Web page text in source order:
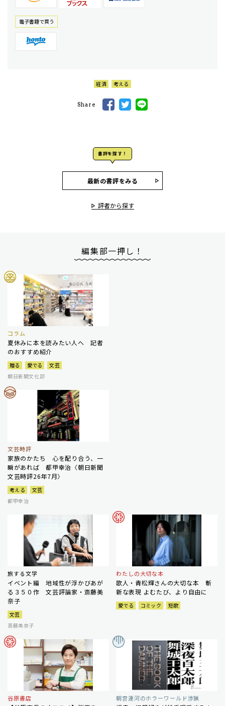
電⼦書籍で買う
経済 考える
Share
書評を探す！
最新の書評をみる
評者から探す
編集部一押し！
コラム
夏休みに本を読みたい人へ 記者
のおすすめ紹介
贈る 愛でる
文芸
朝日新聞文化部
文芸時評
家族のかたち 心を配り合う、一
瞬があれば 都甲幸治〈朝日新聞
文芸時評26年7月〉
考える
文芸
都甲幸治
旅する文学
イベント編 地域性が浮かびあが
る３５０作 文芸評論家・斎藤美
奈子
文芸
斎藤美奈子
わたしの大切な本
歌人・青松輝さんの大切な本 斬
新な表現 よむたび、より自由に
愛でる コミック 短歌
谷原書店 朝宮運河のホラーワールド渉猟